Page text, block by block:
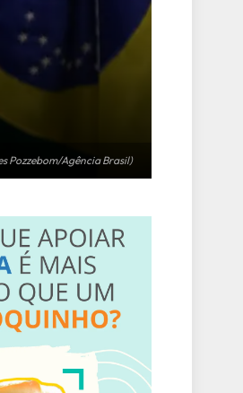
Pozzebom/Agência Brasil)